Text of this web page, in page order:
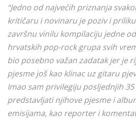
“Jedno od najvećih priznanja
kritičaru i novinaru je poziv i
završnu vinilu kompilaciju jedne
hrvatskih pop-rock grupa svih
bio posebno važan zadatak jer je
pjesme još kao klinac uz gitaru
Imao sam privilegiju posljednjih
predstavljati njihove pjesme i
emisijama, kao reporter i